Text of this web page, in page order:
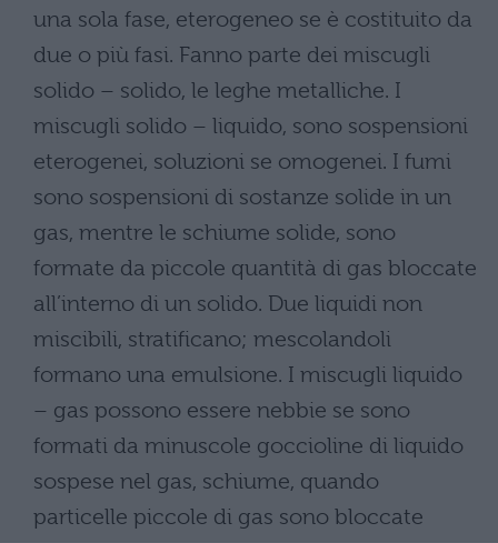
una sola fase, eterogeneo se è costituito da
due o più fasi. Fanno parte dei miscugli
solido – solido, le leghe metalliche. I
miscugli solido – liquido, sono sospensioni
eterogenei, soluzioni se omogenei. I fumi
sono sospensioni di sostanze solide in un
gas, mentre le schiume solide, sono
formate da piccole quantità di gas bloccate
all’interno di un solido. Due liquidi non
miscibili, stratificano; mescolandoli
formano una emulsione. I miscugli liquido
– gas possono essere nebbie se sono
formati da minuscole goccioline di liquido
sospese nel gas, schiume, quando
particelle piccole di gas sono bloccate